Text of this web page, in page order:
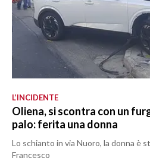
L’INCIDENTE
Oliena, si scontra con un
palo: ferita una donna
Lo schianto in via Nuoro, la donna è
Francesco